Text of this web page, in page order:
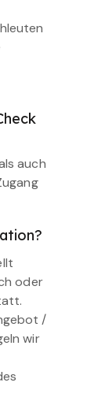
auch
oder
/
wir